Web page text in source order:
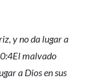
y no da lugar a
malvado
a Dios en sus